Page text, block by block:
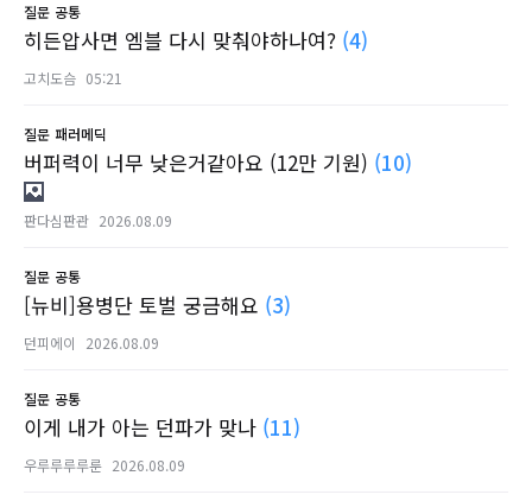
질문 공통
히든압사면 엠블 다시 맞춰야하나여? (4)
고치도슴 05:21
질문 패러메딕
버퍼력이 너무 낮은거같아요 (12만 기원) (10)
판다심판관 2026.08.09
질문 공통
[뉴비]용병단 토벌 궁금해요 (3)
던피에이 2026.08.09
질문 공통
이게 내가 아는 던파가 맞나 (11)
우루루루루룬 2026.08.09